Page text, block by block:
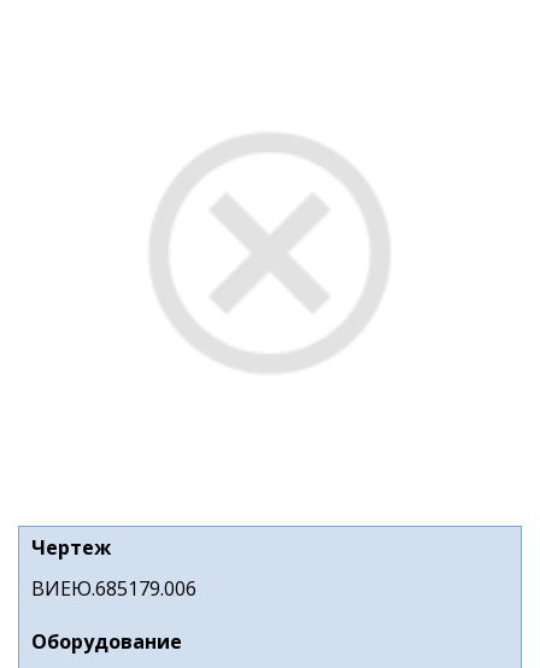
Чертеж
ВИЕЮ.685179.006
Оборудование